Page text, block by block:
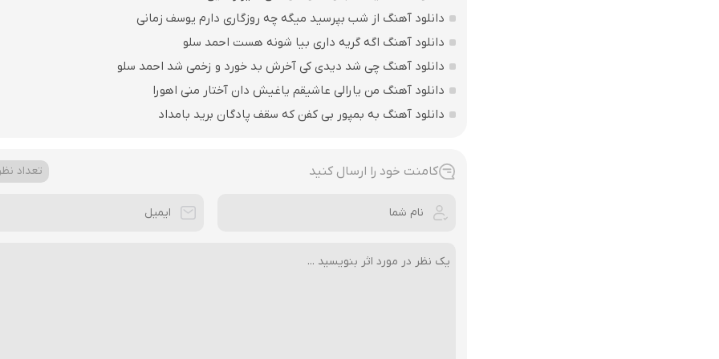
دانلود آهنگ از شب بپرسید میگه چه روزگاری دارم یوسف زمانی
دانلود آهنگ اگه گریه داری بیا شونه هست احمد سلو
دانلود آهنگ چی شد دیدی کی آخرش بد خورد و زخمی شد احمد سلو
دانلود آهنگ من یارالی عاشیقم یاغیش دان آختار منی اهورا
دانلود آهنگ به بمپور بی کفن که سقف پادگان برید بامداد
کامنت خود را ارسال کنید تعداد